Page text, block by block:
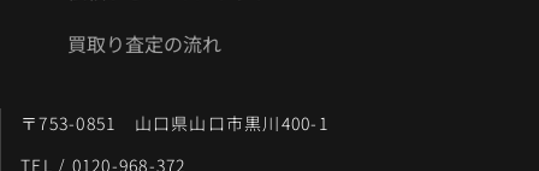
買取り査定の流れ
〒753-0851 山口県山口市黒川400-1
TEL / 0120-968-372